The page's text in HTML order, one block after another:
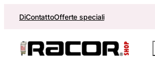
DiContattoOfferte speciali